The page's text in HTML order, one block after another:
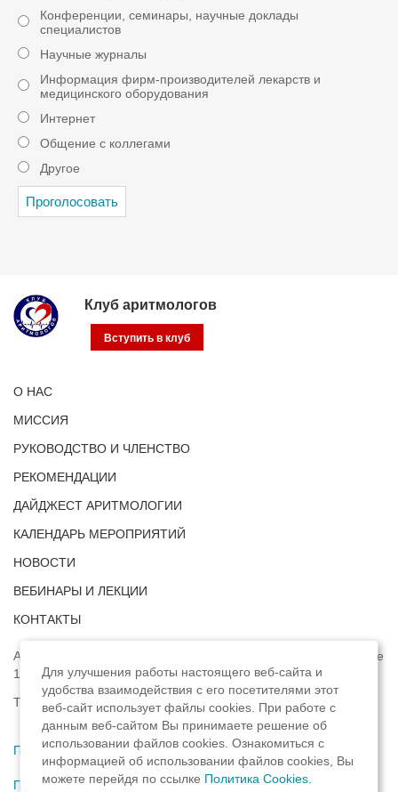
Конференции, семинары, научные доклады
специалистов
Научные журналы
Информация фирм-производителей лекарств и
медицинского оборудования
Интернет
Общение с коллегами
Другое
Клуб аритмологов
Вступить в клуб
О НАС
МИССИЯ
РУКОВОДСТВО И ЧЛЕНСТВО
РЕКОМЕНДАЦИИ
ДАЙДЖЕСТ АРИТМОЛОГИИ
КАЛЕНДАРЬ МЕРОПРИЯТИЙ
НОВОСТИ
ВЕБИНАРЫ И ЛЕКЦИИ
КОНТАКТЫ
Адрес: г. Москва, ул. Профсоюзная, д. 93А, этаж 4, помещение
1, комната 32.
Телефон:
8 (8422) 33-15-88
Политика конфиденциальности,
Пользовательское соглашение
Для улучшения работы настоящего веб-сайта и
удобства взаимодействия с его посетителями этот
веб-сайт использует файлы cookies. При работе с
данным веб-сайтом Вы принимаете решение об
использовании файлов cookies. Ознакомиться с
информацией об использовании файлов cookies, Вы
можете перейдя по ссылке Политика Cookies